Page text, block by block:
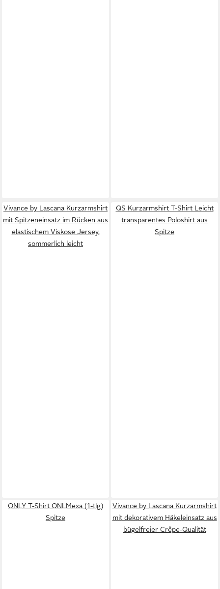
Vivance by Lascana Kurzarmshirt
mit Spitzeneinsatz im Rücken aus
elastischem Viskose Jersey,
sommerlich leicht
QS Kurzarmshirt T-Shirt Leicht
transparentes Poloshirt aus
Spitze
ONLY T-Shirt ONLMexa (1-tlg)
Spitze
Vivance by Lascana Kurzarmshirt
mit dekorativem Häkeleinsatz aus
bügelfreier Crêpe-Qualität